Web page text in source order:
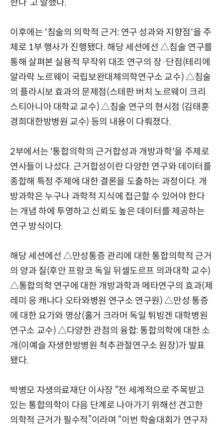
한다”고 말했다.
이후에는 '침술의 의학적 근거: 연구 성과와 지향점'을 주
제로 1부 행사가 진행됐다. 해당 세션에선 △침술 연구를
통해 살펴본 실용적 무작위 대조 연구의 장·단점(테리에
알라락 노르웨이 국립보완대체의학연구소 교수) △침술
의 플라시보 효과의 문제점(스테판 버치 노르웨이 크리
스티아니아 대학교 교수) △침술 연구의 현시점 (김태훈
경희대한방병원 교수) 등의 내용이 다뤄졌다.
2부에서는 '통합의학의 근거합성과 개방과학'을 주제로
연사들이 나섰다. 근거합성이란 다양한 연구와 데이터를
종합해 특정 주제에 대한 결론을 도출하는 과정이다. 개
방과학은 누구나 과학적 지식에 접근할 수 있어야 한다
는 개념 하에 투명하고 신뢰도 높은 데이터를 제공하는
연구 방식이다.
해당 세션에선 △만성통증 관리에 대한 통합의학적 근거
의 양과 질(후안 프랑코 독일 뒤셀도르프 의과대학 교수)
△통합의학 연구에 대한 개방과학과 메타연구의 효과(제
레미 응 캐나다 오타와병원 연구소 연구원) △만성 통증
에 대한 요가와 명상(홀거 크라머 독일 튀빙겐 대학병원
연구소 교수) △다양한 관점의 융합: 통합의학에 대한 소
개(이예슬 자생한방병원 척추관절연구소 원장)가 발표
됐다.
박병모 자생의료재단 이사장 “전 세계적으로 주목받고
있는 통합의학이 다음 단계로 나아가기 위해선 견고한
의학적 근거가 필수적”이라며 “이번 학술대회가 연구자